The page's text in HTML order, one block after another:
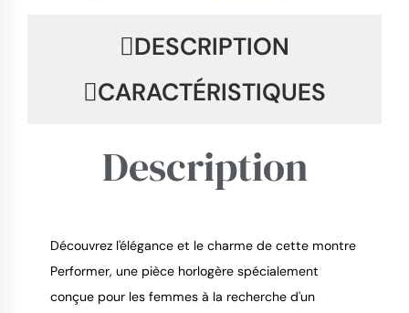
DESCRIPTION
CARACTÉRISTIQUES
Description
Découvrez l'élégance et le charme de cette montre
Performer, une pièce horlogère spécialement
conçue pour les femmes à la recherche d'un